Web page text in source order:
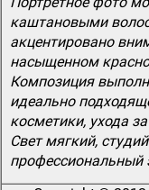
каштановыми
акцентировано
насыщенном
Композиция
идеально
косметики, ухода
Свет мягкий,
профессиональный